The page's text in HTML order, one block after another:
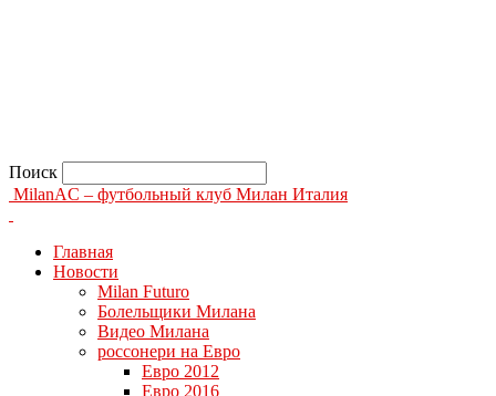
Поиск
MilanAC – футбольный клуб Милан Италия
Главная
Новости
Milan Futuro
Болельщики Милана
Видео Милана
россонери на Евро
Евро 2012
Евро 2016